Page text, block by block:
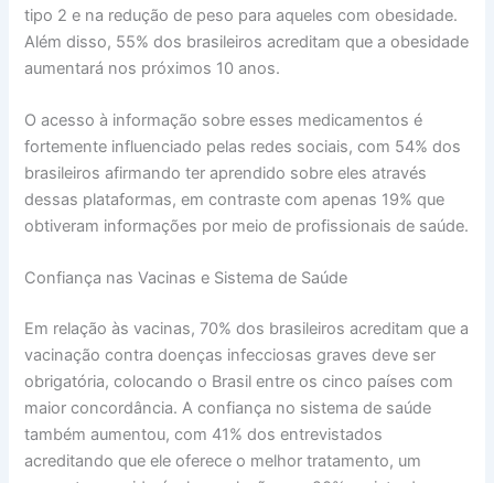
tipo 2 e na redução de peso para aqueles com obesidade.
Além disso, 55% dos brasileiros acreditam que a obesidade
aumentará nos próximos 10 anos.
O acesso à informação sobre esses medicamentos é
fortemente influenciado pelas redes sociais, com 54% dos
brasileiros afirmando ter aprendido sobre eles através
dessas plataformas, em contraste com apenas 19% que
obtiveram informações por meio de profissionais de saúde.
Confiança nas Vacinas e Sistema de Saúde
Em relação às vacinas, 70% dos brasileiros acreditam que a
vacinação contra doenças infecciosas graves deve ser
obrigatória, colocando o Brasil entre os cinco países com
maior concordância. A confiança no sistema de saúde
também aumentou, com 41% dos entrevistados
acreditando que ele oferece o melhor tratamento, um